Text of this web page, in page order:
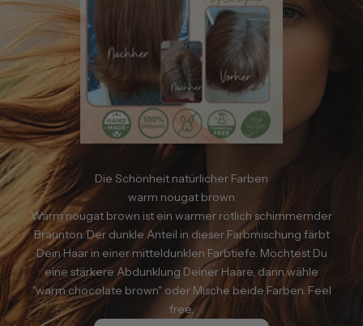
Die Schönheit natürlicher Farben
warm nougat brown
Warm nougat brown ist ein warmer rötlich schimmernder
Braunton. Der dunkle Anteil in dieser Farbmischung färbt
Dein Haar in einer mitteldunklen Farbtiefe. Möchtest Du
eine stärkere Abdunklung Deiner Haare, dann wähle
"warm chocolate brown" oder Mische beide Farben. Feel
free.